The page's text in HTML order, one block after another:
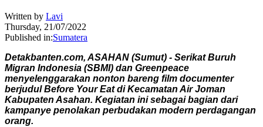
Written by Lavi
Thursday, 21/07/2022
Published in:Sumatera
Detakbanten.com, ASAHAN (Sumut) - Serikat Buruh
Migran Indonesia (SBMI) dan Greenpeace
menyelenggarakan nonton bareng film documenter
berjudul Before Your Eat di Kecamatan Air Joman
Kabupaten Asahan. Kegiatan ini sebagai bagian dari
kampanye penolakan perbudakan modern perdagangan
orang.